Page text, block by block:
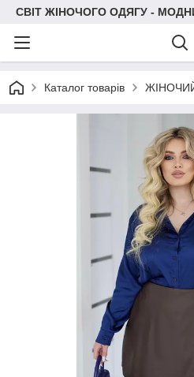
СВІТ ЖІНОЧОГО ОДЯГУ -
Каталог товарів